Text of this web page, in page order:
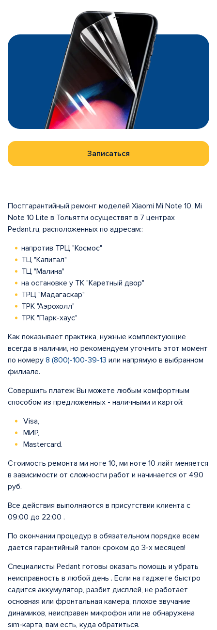
Записаться
Постгарантийный ремонт моделей Xiaomi Mi Note 10, Mi
Note 10 Lite в Тольятти осуществят в 7 центрах
Pedant.ru, расположенных по адресам::
напротив ТРЦ "Космос"
ТЦ "Капитал"
ТЦ "Малина"
на остановке у ТК "Каретный двор"
ТРЦ "Мадагаскар"
ТРК "Аэрохолл"
ТРК "Парк-хаус"
Как показывает практика, нужные комплектующие
всегда в наличии, но рекомендуем уточнить этот момент
по номеру 8 (800)-100-39-13 или напрямую в выбранном
филиале.
Совершить платеж Вы можете любым комфортным
способом из предложенных - наличными и картой:
Visa,
МИР,
Mastercard.
Стоимость ремонта ми ноте 10, ми ноте 10 лайт меняется
в зависимости от сложности работ и начинается от 490
руб.
Все действия выполняются в присутствии клиента с
09:00 до 22:00 .
По окончании процедур в обязательном порядке всем
дается гарантийный талон сроком до 3-х месяцев!
Специалисты Pedant готовы оказать помощь и убрать
неисправность в любой день . Если на гаджете быстро
садится аккумулятор, разбит дисплей, не работает
основная или фронтальная камера, плохое звучание
динамиков, неисправен микрофон или не обнаружена
sim-карта, вам есть, куда обратиться.